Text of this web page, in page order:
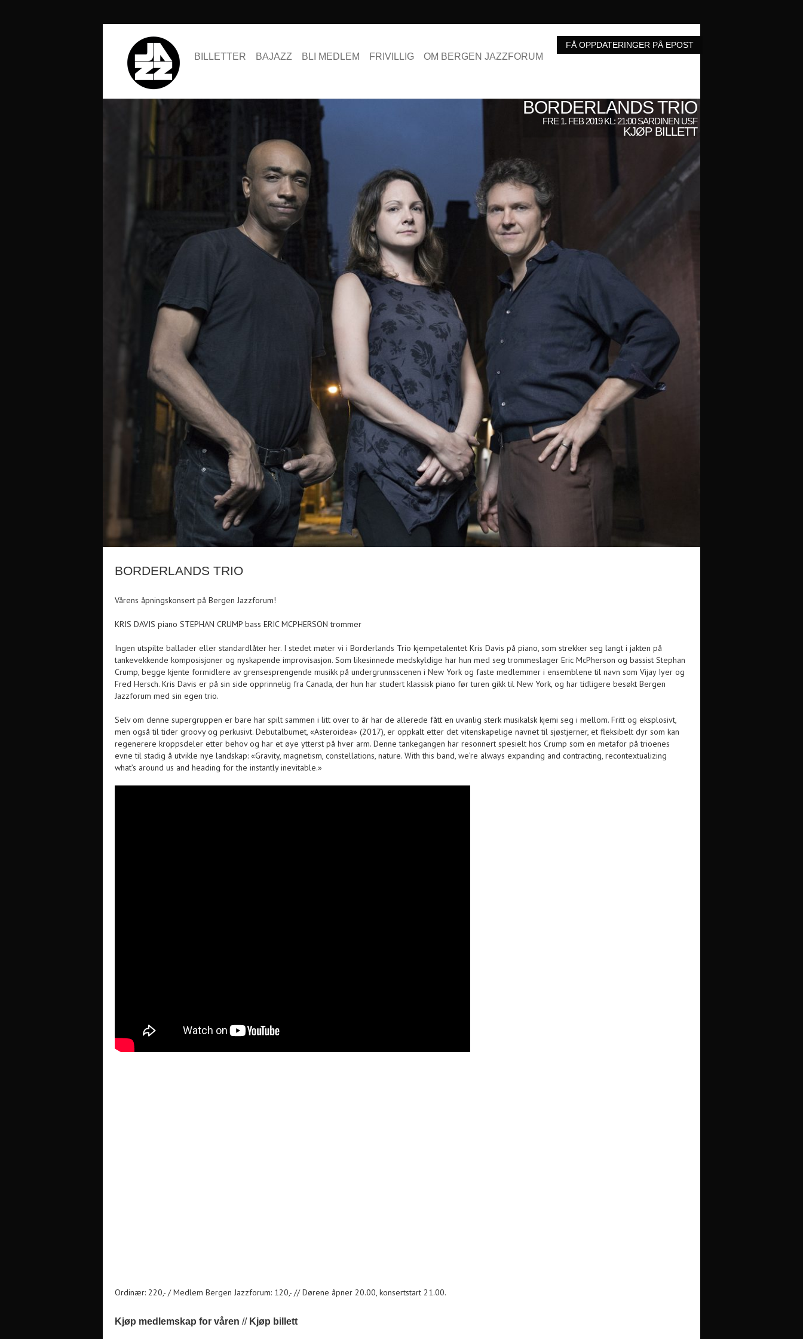
BILLETTER BAJAZZ BLI MEDLEM FRIVILLIG OM BERGEN JAZZFORUM
BORDERLANDS TRIO
FRE 1. FEB 2019 KL: 21:00 SARDINEN USF
KJØP BILLETT
BORDERLANDS TRIO
Vårens åpningskonsert på Bergen Jazzforum!
KRIS DAVIS piano STEPHAN CRUMP bass ERIC MCPHERSON trommer
Ingen utspilte ballader eller standardlåter her. I stedet møter vi i Borderlands Trio kjempetalentet Kris Davis på piano, som strekker seg langt i jakten på
tankevekkende komposisjoner og nyskapende improvisasjon. Som likesinnede medskyldige har hun med seg trommeslager Eric McPherson og bassist Stephan
Crump, begge kjente formidlere av grensesprengende musikk på undergrunnsscenen i New York og faste medlemmer i ensemblene til navn som Vijay Iyer og
Fred Hersch. Kris Davis er på sin side opprinnelig fra Canada, der hun har studert klassisk piano før turen gikk til New York, og har tidligere besøkt Bergen
Jazzforum med sin egen trio.
Selv om denne supergruppen er bare har spilt sammen i litt over to år har de allerede fått en uvanlig sterk musikalsk kjemi seg i mellom. Fritt og eksplosivt,
men også til tider groovy og perkusivt. Debutalbumet, «Asteroidea» (2017), er oppkalt etter det vitenskapelige navnet til sjøstjerner, et fleksibelt dyr som kan
regenerere kroppsdeler etter behov og har et øye ytterst på hver arm. Denne tankegangen har resonnert spesielt hos Crump som en metafor på trioenes
evne til stadig å utvikle nye landskap: «Gravity, magnetism, constellations, nature. With this band, we’re always expanding and contracting, recontextualizing
what’s around us and heading for the instantly inevitable.»
Ordinær: 220,- / Medlem Bergen Jazzforum: 120,- // Dørene åpner 20.00, konsertstart 21.00.
Kjøp medlemskap for våren // Kjøp billett